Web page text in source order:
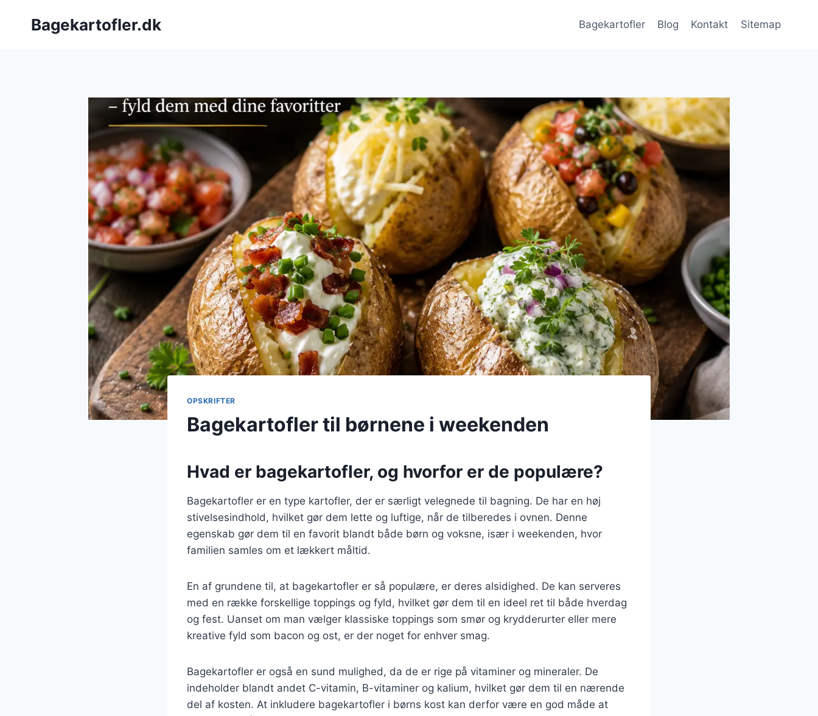
Bagekartofler.dk Bagekartofler Blog Kontakt Sitemap
OPSKRIFTER
Bagekartofler til børnene i weekenden
Hvad er bagekartofler, og hvorfor er de populære?
Bagekartofler er en type kartofler, der er særligt velegnede til bagning. De har en høj
stivelsesindhold, hvilket gør dem lette og luftige, når de tilberedes i ovnen. Denne
egenskab gør dem til en favorit blandt både børn og voksne, især i weekenden, hvor
familien samles om et lækkert måltid.
En af grundene til, at bagekartofler er så populære, er deres alsidighed. De kan serveres
med en række forskellige toppings og fyld, hvilket gør dem til en ideel ret til både hverdag
og fest. Uanset om man vælger klassiske toppings som smør og krydderurter eller mere
kreative fyld som bacon og ost, er der noget for enhver smag.
Bagekartofler er også en sund mulighed, da de er rige på vitaminer og mineraler. De
indeholder blandt andet C-vitamin, B-vitaminer og kalium, hvilket gør dem til en nærende
del af kosten. At inkludere bagekartofler i børns kost kan derfor være en god måde at